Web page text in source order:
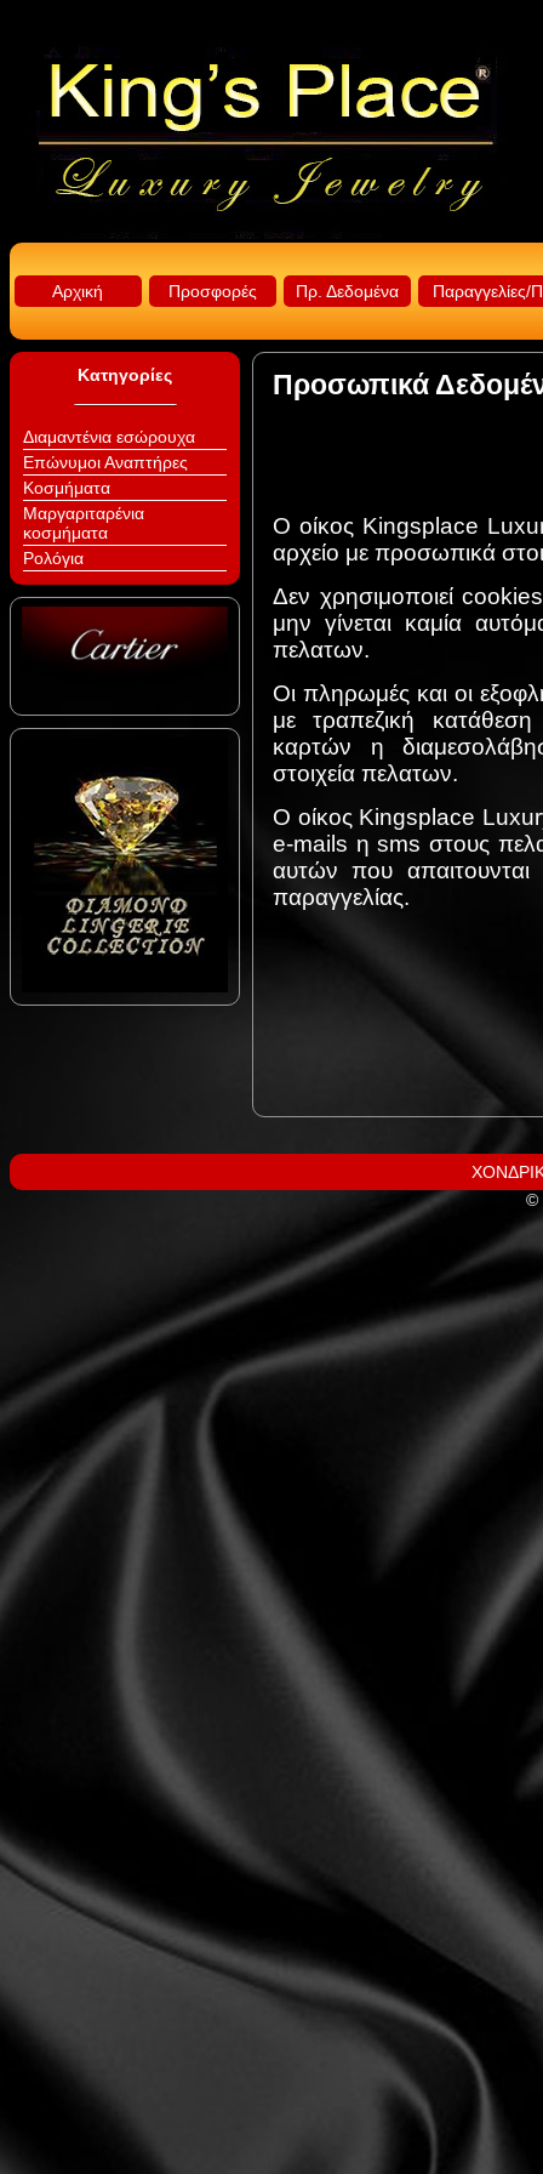
Αρχική Προσφορές Πρ. Δεδομένα Παραγγελίες/
Κατηγορίες
Διαμαντένια εσώρουχα
Επώνυμοι Αναπτήρες
Κοσμήματα
Μαργαριταρένια
κοσμήματα
Ρολόγια
Προσωπικά
Ο οίκος Kingsplace
αρχείο με προσωπικά
Δεν χρησιμοποιεί
μην γίνεται καμία
πελατων.
Οι πληρωμές και οι
με τραπεζική
καρτών η
στοιχεία πελατων.
Ο οίκος Kingsplace
e-mails η sms στους
αυτών που
παραγγελίας.
©